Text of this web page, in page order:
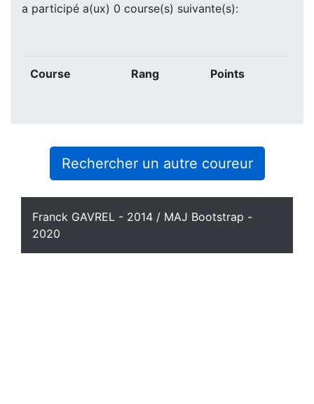
a participé a(ux) 0 course(s) suivante(s):
Course Rang Points
Rechercher un autre coureur
Franck GAVREL - 2014 / MAJ Bootstrap -
2020